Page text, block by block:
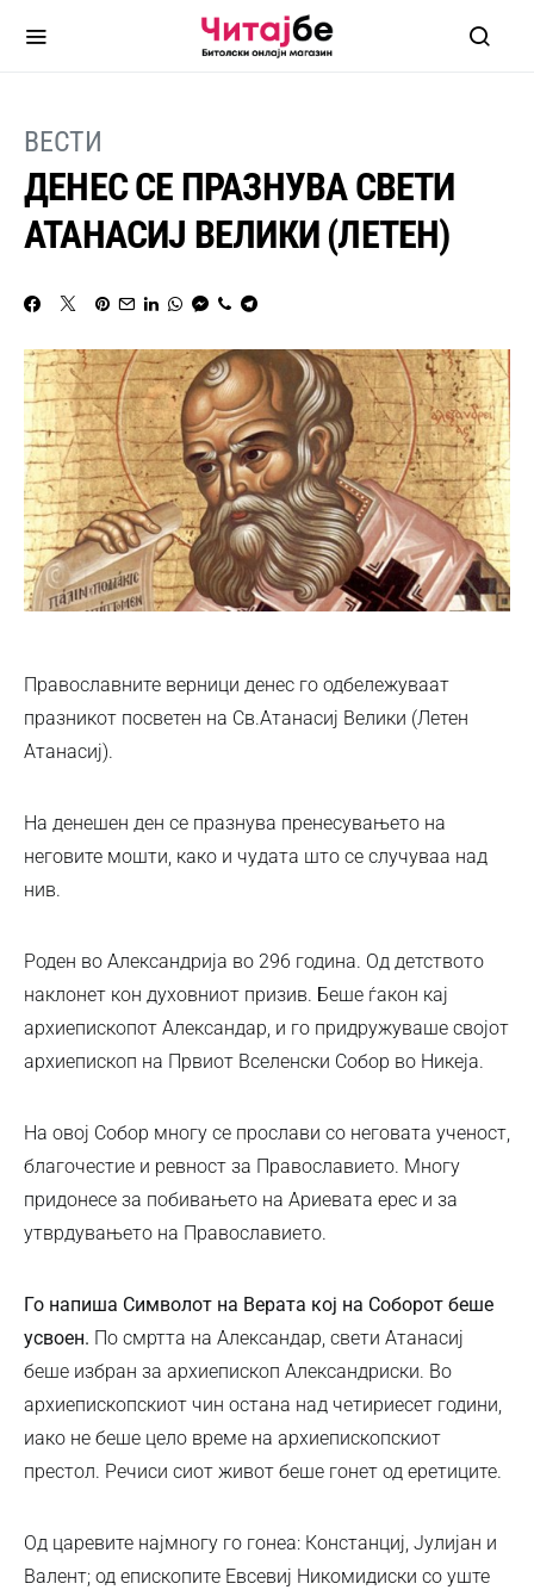
ВЕСТИ
ДЕНЕС СЕ ПРАЗНУВА СВЕТИ
АТАНАСИЈ ВЕЛИКИ (ЛЕТЕН)
Православните верници денес го одбележуваат
празникот посветен на Св.Атанасиј Велики (Летен
Атанасиј).
На денешен ден се празнува пренесувањето на
неговите мошти, како и чудата што се случуваа над
нив.
Роден во Александрија во 296 година. Од детството
наклонет кон духовниот призив. Беше ѓакон кај
архиепископот Александар, и го придружуваше својот
архиепископ на Првиот Вселенски Собор во Никеја.
На овој Собор многу се прослави со неговата ученост,
благочестие и ревност за Православието. Многу
придонесе за побивањето на Ариевата ерес и за
утврдувањето на Православието.
Го напиша Символот на Верата кој на Соборот беше
усвоен. По смртта на Александар, свети Атанасиј
беше избран за архиепископ Александриски. Во
архиепископскиот чин остана над четириесет години,
иако не беше цело време на архиепископскиот
престол. Речиси сиот живот беше гонет од еретиците.
Од царевите најмногу го гонеа: Констанциј, Јулијан и
Валент; од епископите Евсевиј Никомидиски со уште